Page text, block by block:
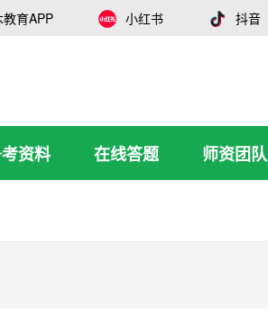
育APP 小红书 抖音
资料 在线答题 师资团队